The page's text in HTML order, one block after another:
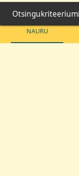
NAURU